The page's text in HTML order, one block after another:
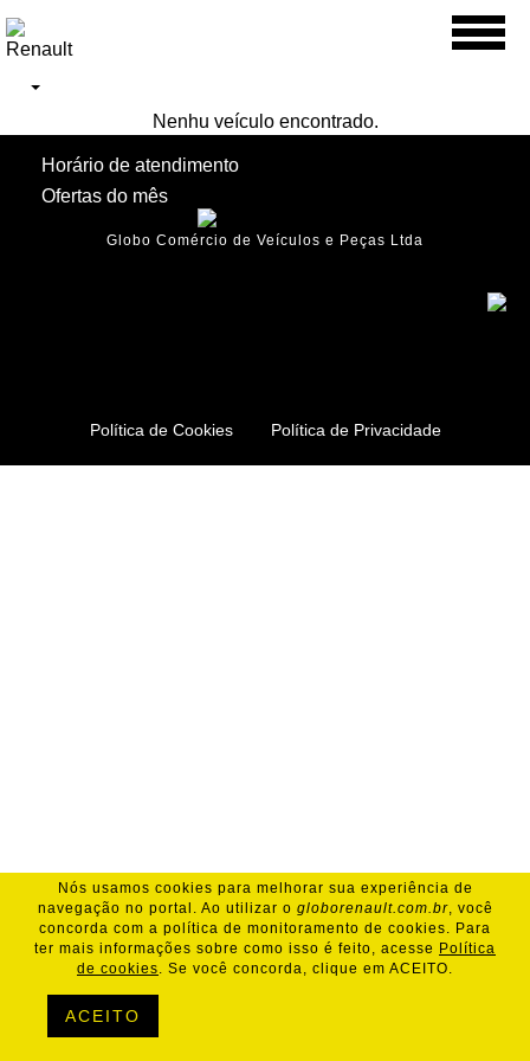
Nenhu veículo encontrado.
Horário de atendimento
Ofertas do mês
Globo Comércio de Veículos e Peças Ltda
Política de Cookies Política de Privacidade
Nós usamos cookies para melhorar sua experiência de
navegação no portal. Ao utilizar o globorenault.com.br, você
concorda com a política de monitoramento de cookies. Para
ter mais informações sobre como isso é feito, acesse Política
de cookies. Se você concorda, clique em ACEITO.
ACEITO